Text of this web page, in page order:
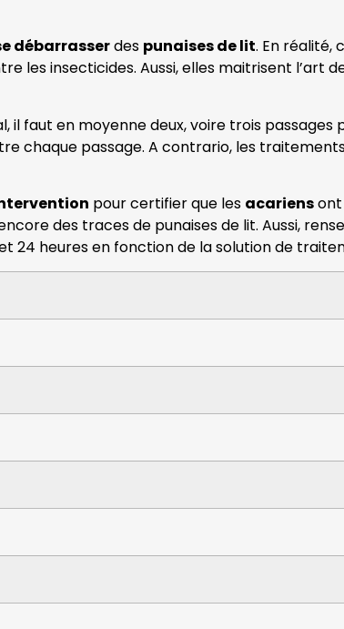
débarrasserdes punaises de lit. En réalité,
les insecticides. Aussi, elles maitrisent l’art
il faut en moyenne deux, voire trois passages
chaque passage. A contrario, les
pour certifier que les acariens
des traces de punaises de lit. Aussi,
24 heures en fonction de la solution de